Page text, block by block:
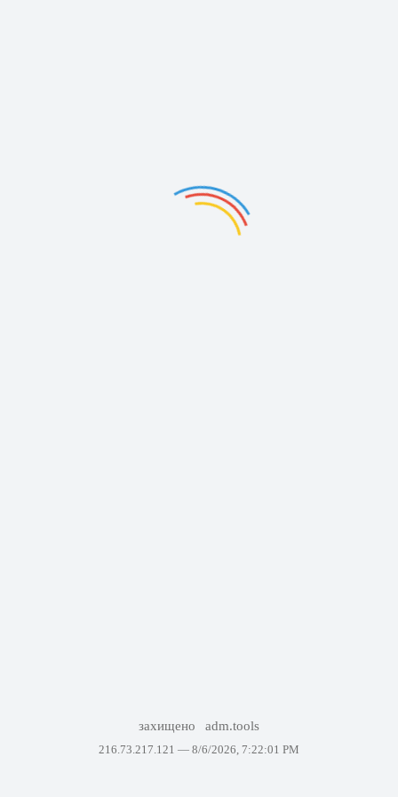
захищено adm.tools
216.73.217.121 — 8/6/2026, 7:22:01 PM